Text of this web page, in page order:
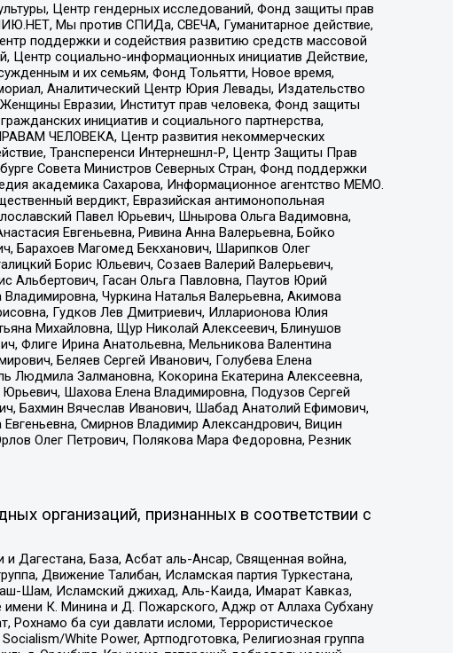
Центр гендерных исследований, Фонд защиты прав
Мы против СПИДа, СВЕЧА, Гуманитарное действие,
поддержки и содействия развитию средств массовой
Центр социально-информационных инициатив Действие,
и их семьям, Фонд Тольятти, Новое время,
Аналитический Центр Юрия Левады, Издательство
Евразии, Институт прав человека, Фонд защиты
инициатив и социального партнерства,
ЧЕЛОВЕКА, Центр развития некоммерческих
Трансперенси Интернешнл-Р, Центр Защиты Прав
Совета Министров Северных Стран, Фонд поддержки
академика Сахарова, Информационное агентство МЕМО.
вердикт, Евразийская антимонопольная
Павел Юрьевич, Шнырова Ольга Вадимовна,
Евгеньевна, Ривина Анна Валерьевна, Бойко
Барахоев Магомед Бекханович, Шарипков Олег
Борис Юльевич, Созаев Валерий Валерьевич,
Альбертович, Гасан Ольга Павловна, Паутов Юрий
Чуркина Наталья Валерьевна, Акимова
Гудков Лев Дмитриевич, Илларионова Юлия
Михайловна, Щур Николай Алексеевич, Блинушов
Флиге Ирина Анатольевна, Мельникова Валентина
Беляев Сергей Иванович, Голубева Елена
Людмила Залмановна, Кокорина Екатерина Алексеевна,
Шахова Елена Владимировна, Подузов Сергей
Бахмин Вячеслав Иванович, Шабад Анатолий Ефимович,
Смирнов Владимир Александрович, Вицин
Олег Петрович, Полякова Мара Федоровна, Резник
организаций, признанных в соответствии с
База, Асбат аль-Ансар, Священная война,
Движение Талибан, Исламская партия Туркестана,
Шам, Исламский джихад, Аль-Каида, Имарат Кавказ,
К. Минина и Д. Пожарского, Аджр от Аллаха Субхану
ба суи давлати исломи, Террористическое
White Power, Артподготовка, Религиозная группа